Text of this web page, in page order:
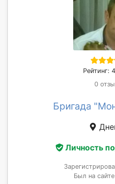
Рейтинг:
0
Бригада
Личность
Был на